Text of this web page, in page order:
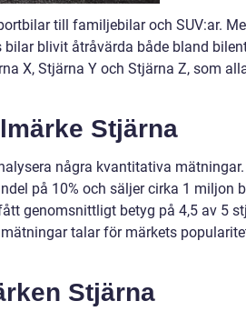
till familjebilar och SUV:ar.
blivit åtråvärda både bland
X, Stjärna Y och Stjärna Z, som
Stjärna
några kvantitativa
på 10% och säljer cirka 1 miljon
genomsnittligt betyg på 4,5 av 5
talar för märkets
Stjärna